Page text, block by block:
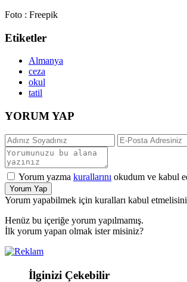
Foto : Freepik
Etiketler
Almanya
ceza
okul
tatil
YORUM YAP
Yorum yazma kurallarını okudum ve kabul
Yorum Yap
Yorum yapabilmek için kuralları kabul
Henüz bu içeriğe yorum yapılmamış.
İlk yorum yapan olmak ister misiniz?
İlginizi Çekebilir